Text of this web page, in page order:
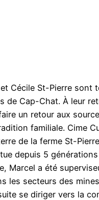
Cécile St-Pierre sont
de Cap-Chat. À leur
un retour aux
familiale. Cime
de la ferme St-
depuis 5 générations
Marcel a été
les secteurs des
se diriger vers la